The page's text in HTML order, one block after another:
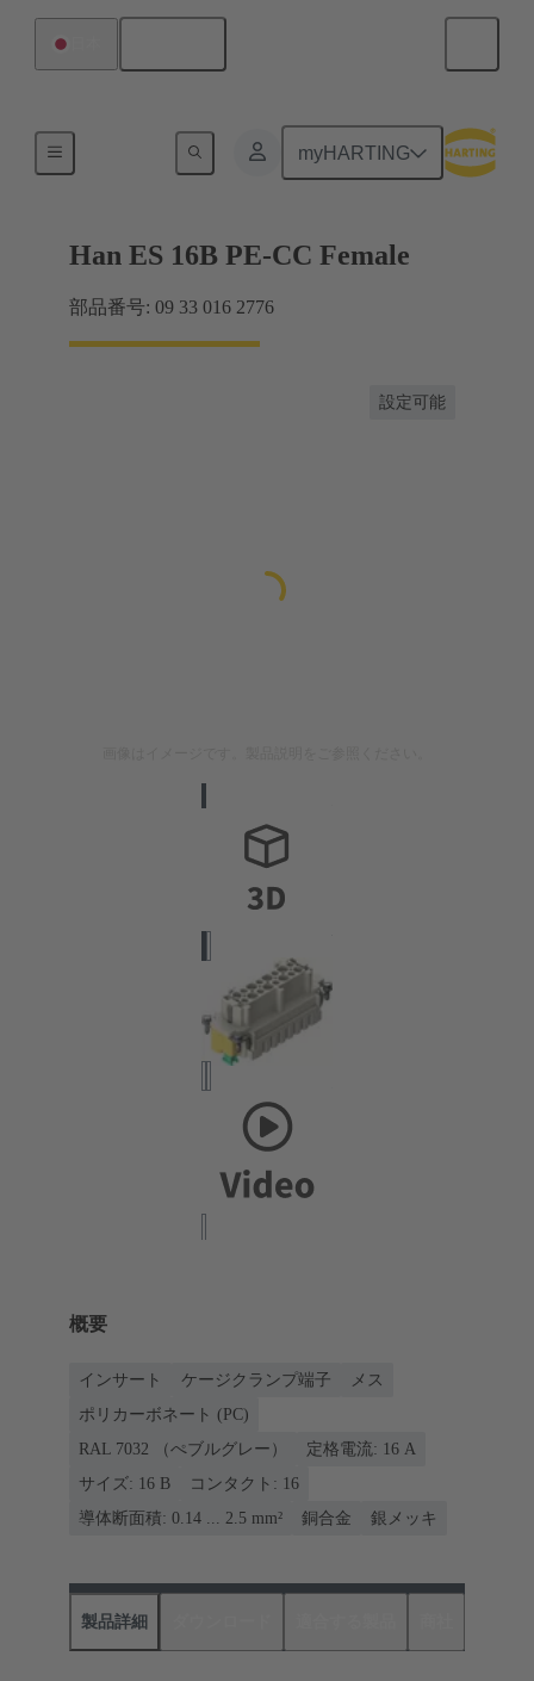
myHARTING
電流：16A以下
Han ES 16B PE-CC Female
部品番号: 09 33 016 2776
設定可能
概要
インサート ケージクランプ端子
メス
ポリカーボネート (PC)
RAL 7032 （ぺブルグレー）
定格電流: ‌16 A
サイズ: 16 B
コンタクト: 16
導体断面積: 0.14 ... 2.5 mm²
銅合金 銀メッキ
製品詳細